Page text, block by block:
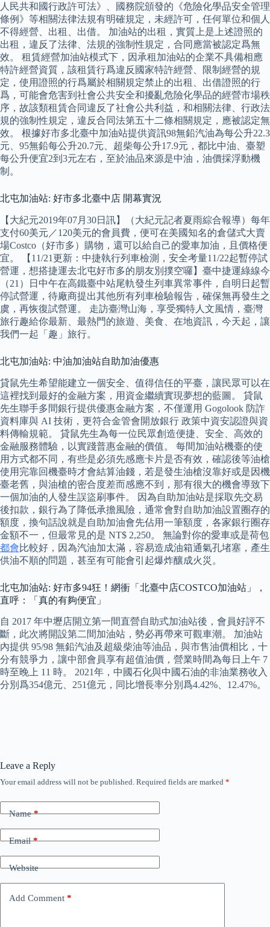
人民共和國行政許可法》、國務院頒發的《危險化學品安全管理
條例》等相關法律法規有明確規定，未經許可，任何單位和個人
不得經營、出租、出借。 加油站的出租，實質上是上述證照的
出租，違反了法律、法規的強制性規定，合同應當被認定爲無
效。 租賃經營加油站模式下，因承租加油站的企業不具備相應
特許經營資質，該租賃行爲違反國家特許經營、限制經營的規
定，使用證照的行爲屬於相關規定禁止的出租、出借證照的行
爲，可能會危害到社會公共安全和擾亂危險化學品的經營市場秩
序，故該類租賃合同違反了社會公共利益，和相關法律、行政法
規的強制性規定，違反合同法第五十二條相關規定，應被認定無
效。 根據好市多北臺中加油站提供資訊98無鉛汽油為每公升22.3
元、95無鉛每公升20.7元、超柴每公升17.9元，都比中油、臺塑
每公升便宜2到3元左右，至於油品來源是中油，油價採浮動機
制。
北屯加油站: 好市多北臺中店 開幕實況
【大紀元2019年07月30日訊】（大紀元記者夏雨綜合報導）每年
支付60美元／120美元的會員費，便可在美國知名的倉儲式大賣
場Costco（好市多）購物，還可以給自己的愛車加油，且價格便
宜。 【11/21更新：中捷執行列車檢測，安全考量11/22起暫停試
營運，想搭捷運去北屯好市多的朋友別撲空囉】臺中捷運綠線今
（21）日中午在高鐵臺中站尾軌發生列車異常事件，自明日起暫
停試營運，待廠商提出其他所有列車檢驗報告，確保無再發生之
虞，再恢復試營運。 走訪臺灣山海，享受獨特人文風情，臺灣
旅行趣給你最新、最熱門的旅遊、美食、在地資訊，今天起，讓
我們一起「趣」旅行。
北屯加油站: 中油加油站自助加油優惠
貸鼠先生希望能建立一個安全、值得信任的平臺，讓民眾可以在
這裡找到最好的金融方案，用資金繼續實現夢想的藍圖。 貸鼠
先生聯手多間銀行提供優惠金融方案，不僅運用 Gogolook 防詐
資料庫與 AI 技術，更符合金管會開放銀行 政策中資安認證與資
料傳輸規範。 貸鼠先生為每一位民眾創造便捷、安全、高效的
金融服務體驗，以實踐普惠金融的價值。 每間加油站機臺的使
用方式都不同，有些是必須先感應卡片是否有效，確認後等油槍
使用完靠回機臺時才會結算油錢，若是發生油槍沒靠好或是因機
臺老舊，與油槍的密合度差而感應不到，那有很大的機會導致下
一個加油的人發生誤盜刷事件。 因為自助加油站是採取先交易
後扣款，銀行為了降低承擔風險，通常會對自助加油設置圈存的
額度，換句話說就是自助加油會先佔用一筆額度，各家銀行圈存
金額不一，但最常見的是 NT$ 2,250。 無論對你的愛車或是荷包
都會比較好，因為汽油加太滿，容易造成油箱通氣孔堵塞，產生
供油不順的問題，甚至有可能會引起爆炸釀成火災。
北屯加油站: 好市多94狂！網衝「北臺中店COSTCO加油站」，
直呼：「真的有夠便宜」
自 2017 年中壢店開立第一間直營自助式加油站後，會員好評不
斷，此次將開設第二間加油站，勢必再帶來可觀車潮。 加油站
內提供 95/98 無鉛汽油及超級柴油等油品，與市售油價相比，十
分有競爭力，讓中部會員享有超值油價，營業時間為每日上午 7
時至晚上 11 時。 2021年，中國石化與中國石油的非油業務收入
分別爲354億元、251億元，同比增長率分別爲4.42%、12.47%。
Leave a Reply
Your email address will not be published. Required fields are marked *
Name*
Email*
Website
Add Comment *